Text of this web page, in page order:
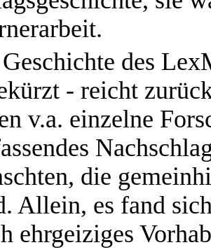
des
- reicht
v.a. einzelne
die
Allein, es fand
ehrgeiziges